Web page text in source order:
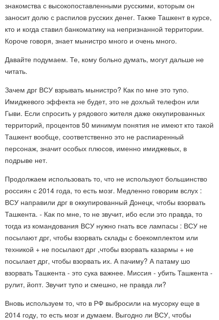
знакомства с высокопоставленными русскими, которым он
заносит долю с распилов русских денег. Также Ташкент в курсе,
кто и когда ставил банкоматику на непризнанной территории.
Короче говоря, знает мынистро много и очень много.
Давайте подумаем. Те, кому больно думать, могут дальше не
читать.
Зачем дрг ВСУ взрывать мынистро? Как по мне это тупо.
Имиджевого эффекта не будет, это не дохлый телефон или
Гыви. Если спросить у рядового жителя даже оккупированных
территорий, процентов 50 минимум понятия не имеют кто такой
Ташкент вообще, соответственно это не распиаренный
персонаж, значит особых плюсов, именно имиджевых, в
подрыве нет.
Продолжаем использовать то, что не используют большинство
россиян с 2014 года, то есть мозг. Медленно говорим вслух :
ВСУ направили дрг в оккупированный Донецк, чтобы взорвать
Ташкента. - Как по мне, то не звучит, ибо если это правда, то
тогда из командования ВСУ нужно гнать все лампасы : ВСУ не
посылают дрг, чтобы взорвать склады с боекомплектом или
техникой + не посылают дрг ,чтобы взорвать казармы + не
посылает дрг, чтобы взорвать их. А пачиму? А патаму шо
взорвать Ташкента - это сука важнее. Миссия - убить Ташкента -
рулит, йопт. Звучит тупо и смешно, не правда ли?
Вновь используем то, что в РФ выбросили на мусорку еще в
2014 году, то есть мозг и думаем. Выгодно ли ВСУ, чтобы